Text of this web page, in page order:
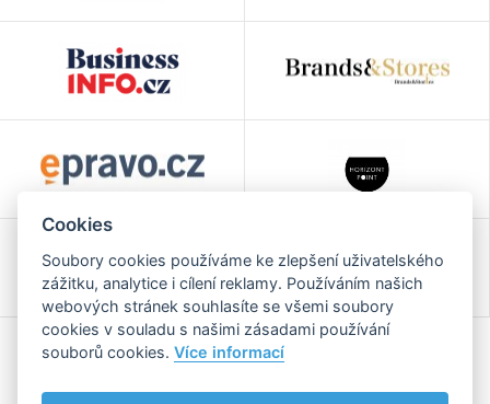
Cookies
Soubory cookies používáme ke zlepšení uživatelského
zážitku, analytice i cílení reklamy. Používáním našich
webových stránek souhlasíte se všemi soubory
cookies v souladu s našimi zásadami používání
souborů cookies.Více informací